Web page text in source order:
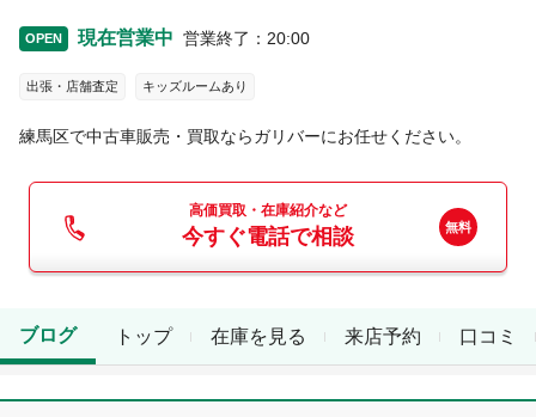
OPEN 現在営業中 営業終了 ： 20:00
出張・店舗査定 キッズルームあり
練馬区で中古車販売・買取ならガリバーにお任せください。
高価買取・在庫紹介など
今すぐ電話で相談
トップ 在庫を見る 来店予約 口コミ
ブログ